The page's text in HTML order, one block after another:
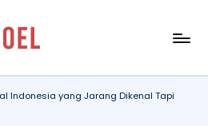
Indonesia yang Jarang Dikenal Tapi